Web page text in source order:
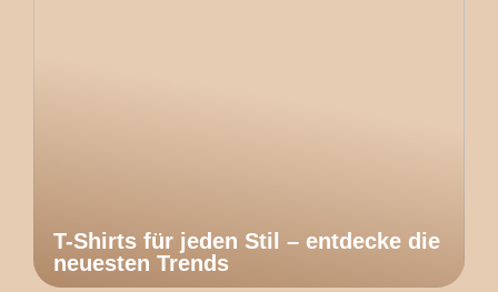
T-Shirts für jeden Stil – entdecke die
neuesten Trends